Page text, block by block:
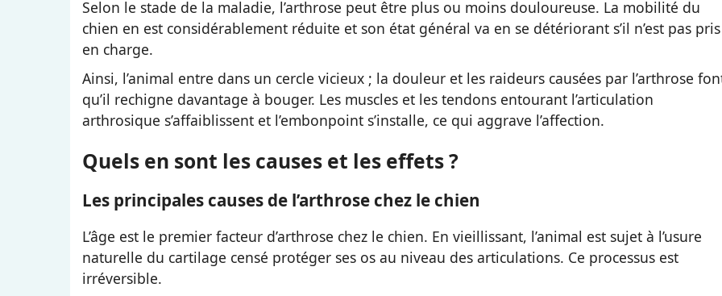
Selon le stade de la maladie, l’arthrose peut être plus ou moins douloureuse. La mobilité du
chien en est considérablement réduite et son état général va en se détériorant s’il n’est pas pris
en charge.
Ainsi, l’animal entre dans un cercle vicieux ; la douleur et les raideurs causées par l’arthrose
qu’il rechigne davantage à bouger. Les muscles et les tendons entourant l’articulation
arthrosique s’affaiblissent et l’embonpoint s’installe, ce qui aggrave l’affection.
Quels en sont les causes et les effets ?
Les principales causes de l’arthrose chez le chien
L’âge est le premier facteur d’arthrose chez le chien. En vieillissant, l’animal est sujet à l’usure
naturelle du cartilage censé protéger ses os au niveau des articulations. Ce processus est
irréversible.